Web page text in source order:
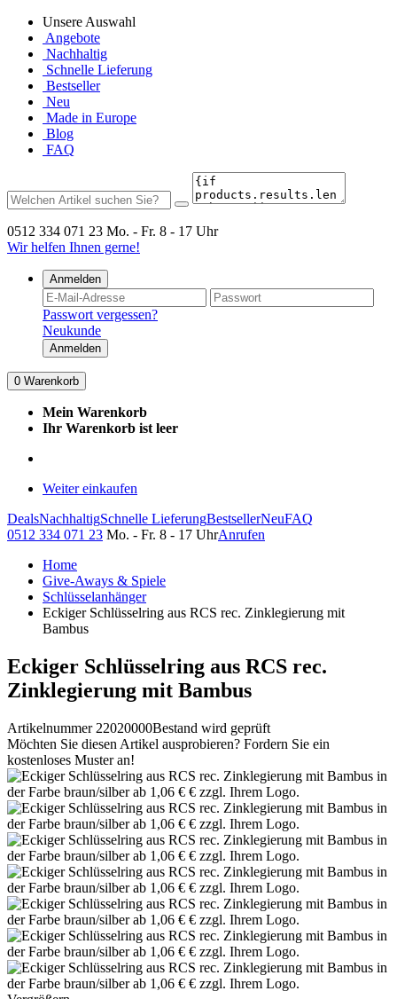
Unsere Auswahl
Angebote
Nachhaltig
Schnelle Lieferung
Bestseller
Neu
Made in Europe
Blog
FAQ
0512 334 071 23 Mo. - Fr. 8 - 17 Uhr
Wir helfen Ihnen gerne!
Anmelden
Passwort vergessen?
Neukunde
Anmelden
0 Warenkorb
Mein Warenkorb
Ihr Warenkorb ist leer
Weiter einkaufen
DealsNachhaltigSchnelle LieferungBestsellerNeuFAQ
0512 334 071 23 Mo. - Fr. 8 - 17 UhrAnrufen
Home
Give-Aways & Spiele
Schlüsselanhänger
Eckiger Schlüsselring aus RCS rec. Zinklegierung mit
Bambus
Eckiger Schlüsselring aus RCS rec.
Zinklegierung mit Bambus
Artikelnummer 22020000Bestand wird geprüft
Möchten Sie diesen Artikel ausprobieren? Fordern Sie ein
kostenloses Muster an!